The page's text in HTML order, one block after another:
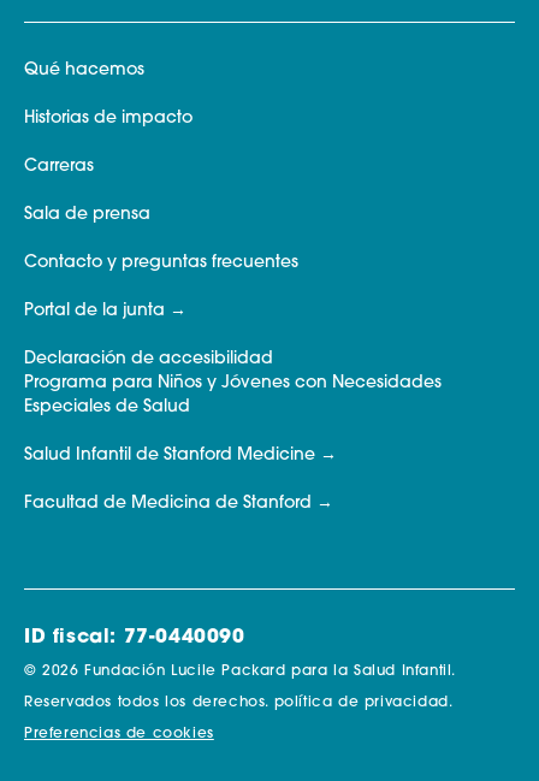
Qué hacemos
Historias de impacto
Carreras
Sala de prensa
Contacto y preguntas frecuentes
Portal de la junta
Declaración de accesibilidad
Programa para Niños y Jóvenes con Necesidades
Especiales de Salud
Salud Infantil de Stanford Medicine
Facultad de Medicina de Stanford
ID fiscal: 77-0440090
© 2026 Fundación Lucile Packard para la Salud Infantil.
Reservados todos los derechos. política de privacidad.
Preferencias de cookies